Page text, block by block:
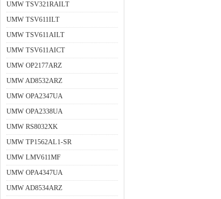
UMW TSV321RAILT
UMW TSV611ILT
UMW TSV611AILT
UMW TSV611AICT
UMW OP2177ARZ
UMW AD8532ARZ
UMW OPA2347UA
UMW OPA2338UA
UMW RS8032XK
UMW TP1562AL1-SR
UMW LMV611MF
UMW OPA4347UA
UMW AD8534ARZ